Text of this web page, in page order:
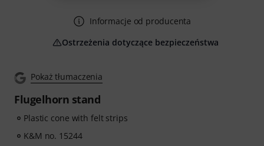
Pokaż tłumaczenia
Flugelhorn stand
Plastic cone with felt strips
K&M no. 15244
Informacje od producenta
Ostrzeżenia dotyczące bezpieczeństwa